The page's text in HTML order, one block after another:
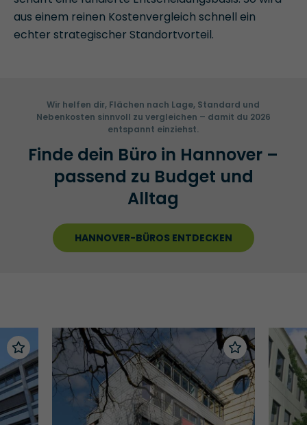
aus einem reinen Kostenvergleich schnell ein
echter strategischer Standortvorteil.
Wir helfen dir, Flächen nach Lage, Standard und
Nebenkosten sinnvoll zu vergleichen – damit du 2026
entspannt einziehst.
Finde dein Büro in Hannover –
passend zu Budget und
Alltag
HANNOVER-BÜROS ENTDECKEN